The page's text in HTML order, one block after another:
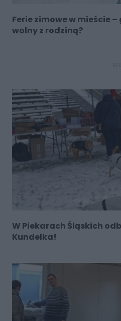
Ferie zimowe w mieście
wolny z rodziną?
W Piekarach Śląskich
Kundelka!